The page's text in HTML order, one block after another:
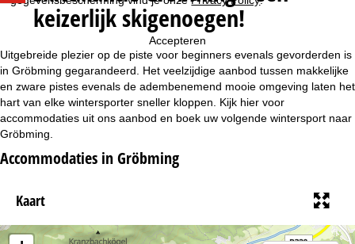
Accepteren
r
t
p
keizerlijk skigenoegen!
Uitgebreide plezier op de piste voor beginners evenals gevorderden is
in Gröbming gegarandeerd. Het veelzijdige aanbod tussen makkelijke
en zware pistes evenals de adembenemend mooie omgeving laten het
hart van elke wintersporter sneller kloppen. Kijk hier voor
accommodaties uit ons aanbod en boek uw volgende wintersport naar
Gröbming.
Accommodaties in Gröbming
Kaart